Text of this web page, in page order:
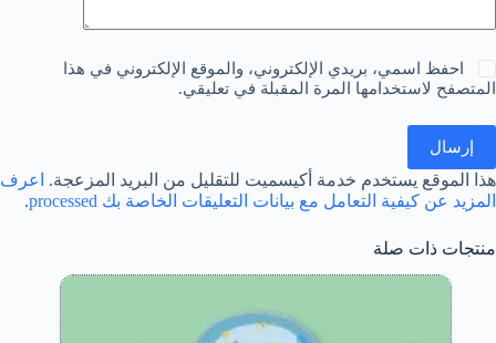
احفظ اسمي، بريدي الإلكتروني، والموقع الإلكتروني في هذا
المتصفح لاستخدامها المرة المقبلة في تعليقي.
إرسال
هذا الموقع يستخدم خدمة أكيسميت للتقليل من البريد المزعجة.
اعرف
المزيد عن كيفية التعامل مع بيانات التعليقات الخاصة بك processed
.
منتجات ذات صلة